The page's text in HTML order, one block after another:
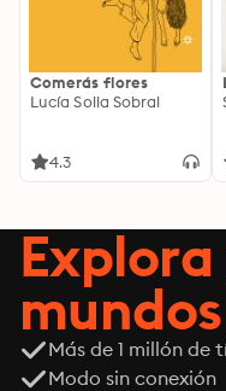
Comerás flores
Lucía Solla Sobral
4.3
mundos
Más de 1 millón de
Modo sin conexión